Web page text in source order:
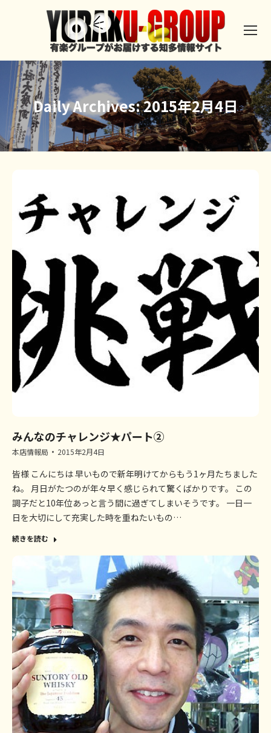
Daily Archives:2015年2月4日
みんなのチャレンジ★パート②
本店情報局 2015年2月4日
皆様 こんにちは 早いもので新年明けてからもう1ヶ月たちました
ね。 月日がたつのが年々早く感じられて驚くばかりです。 この
調子だと10年位あっと言う間に過ぎてしまいそうです。 一日一
日を大切にして充実した時を重ねたいもの…
続きを読む